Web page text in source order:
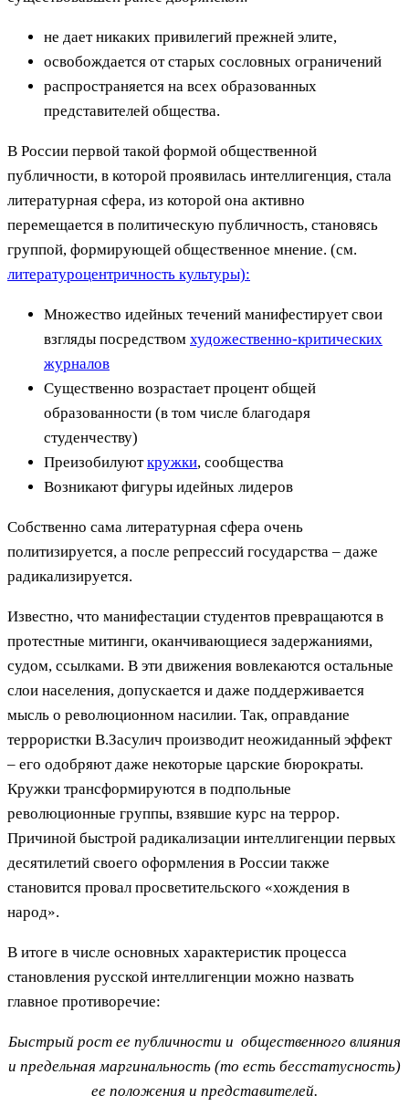
не дает никаких привилегий прежней элите,
освобождается от старых сословных ограничений
распространяется на всех образованных
представителей общества.
В России первой такой формой общественной
публичности, в которой проявилась интеллигенция, стала
литературная сфера, из которой она активно
перемещается в политическую публичность, становясь
группой, формирующей общественное мнение. (см.
литературоцентричность культуры):
Множество идейных течений манифестирует свои
взгляды посредством художественно-критических
журналов
Существенно возрастает процент общей
образованности (в том числе благодаря
студенчеству)
Преизобилуюткружки, сообщества
Возникают фигуры идейных лидеров
Собственно сама литературная сфера очень
политизируется, а после репрессий государства – даже
радикализируется.
Известно, что манифестации студентов превращаются в
протестные митинги, оканчивающиеся задержаниями,
судом, ссылками. В эти движения вовлекаются остальные
слои населения, допускается и даже поддерживается
мысль о революционном насилии. Так, оправдание
террористки В.Засулич производит неожиданный эффект
– его одобряют даже некоторые царские бюрократы.
Кружки трансформируются в подпольные
революционные группы, взявшие курс на террор.
Причиной быстрой радикализации интеллигенции первых
десятилетий своего оформления в России также
становится провал просветительского «хождения в
народ».
В итоге в числе основных характеристик процесса
становления русской интеллигенции можно назвать
главное противоречие:
Быстрый рост ее публичности и общественного влияния
и предельная маргинальность (то есть бесстатусность)
ее положения и представителей.